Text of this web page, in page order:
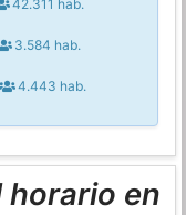
42.311 hab.
3.584 hab.
4.443 hab.
en